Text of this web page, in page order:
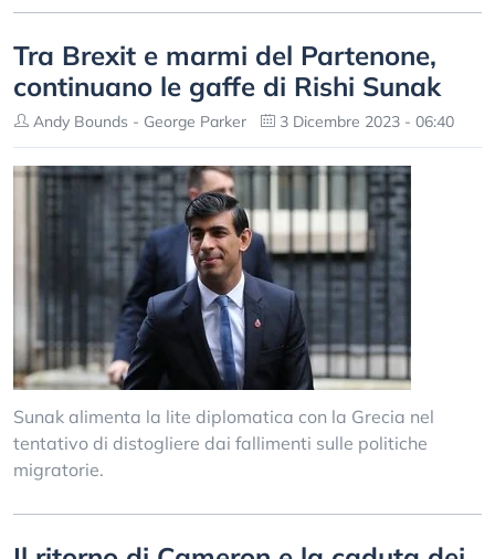
Tra Brexit e marmi del Partenone,
continuano le gaffe di Rishi Sunak
Andy Bounds - George Parker 3 Dicembre 2023 - 06:40
Sunak alimenta la lite diplomatica con la Grecia nel
tentativo di distogliere dai fallimenti sulle politiche
migratorie.